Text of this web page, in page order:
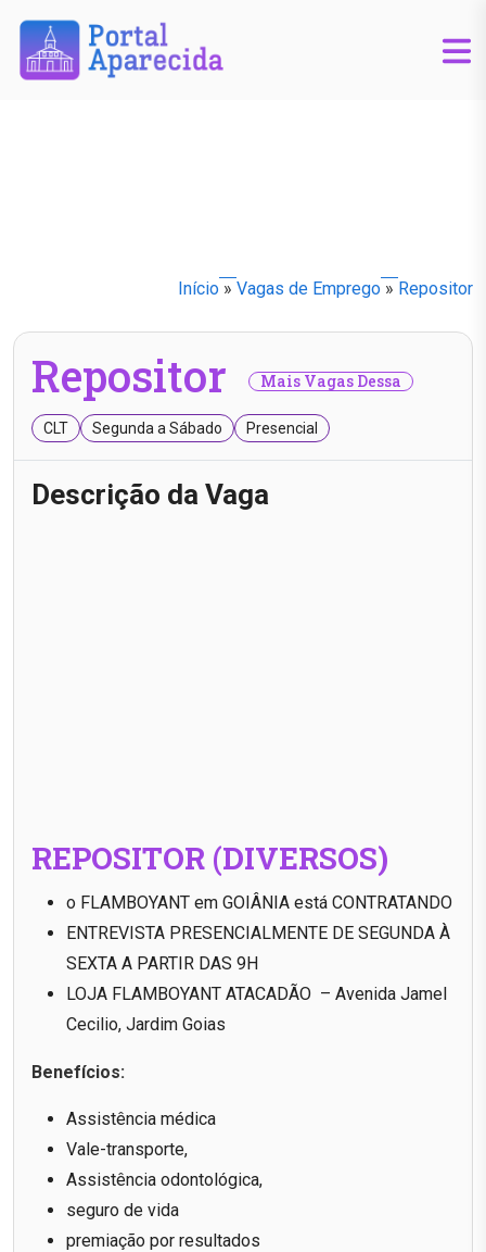
Início » Vagas de Emprego » Repositor
Repositor Mais Vagas Dessa
CLT Segunda a Sábado Presencial
Descrição da Vaga
REPOSITOR (DIVERSOS)
o FLAMBOYANT em GOIÂNIA está CONTRATANDO
ENTREVISTA PRESENCIALMENTE DE SEGUNDA À
SEXTA A PARTIR DAS 9H
LOJA FLAMBOYANT ATACADÃO – Avenida Jamel
Cecilio, Jardim Goias
Benefícios:
Assistência médica
Vale-transporte,
Assistência odontológica,
seguro de vida
premiação por resultados